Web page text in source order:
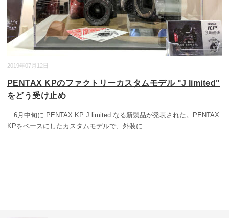
2019年07月12日
PENTAX KPのファクトリーカスタムモデル "J limited"
をどう受け止め
6月中旬に PENTAX KP J limited なる新製品が発表された。PENTAX
KPをベースにしたカスタムモデルで、外装に...